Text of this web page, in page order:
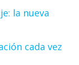
la nueva
cada vez